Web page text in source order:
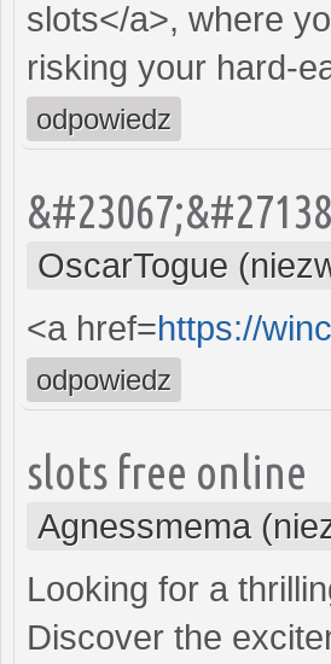
slots</a>, where
risking your hard-
odpowiedz
OscarTogue
<a href=https://
odpowiedz
slots free online
Agnessmema
Looking for a
Discover the